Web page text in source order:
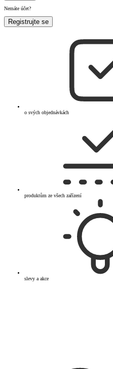
Nemáte účet?
Registrujte se
o svých objednávkách
produktům ze všech zařízení
slevy a akce